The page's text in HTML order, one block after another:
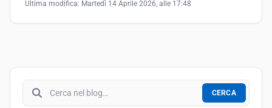
Ultima modifica: Martedì 14 Aprile 2026, alle 17:48
Cerca nel blog
CERCA